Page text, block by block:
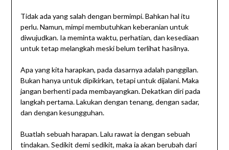
Tidak ada yang salah dengan bermimpi. Bahkan hal itu
perlu. Namun, mimpi membutuhkan keberanian untuk
diwujudkan. Ia meminta waktu, perhatian, dan kesediaan
untuk tetap melangkah meski belum terlihat hasilnya.
Apa yang kita harapkan, pada dasarnya adalah panggilan.
Bukan hanya untuk dipikirkan, tetapi untuk dijalani. Maka
jangan berhenti pada membayangkan. Dekatkan diri pada
langkah pertama. Lakukan dengan tenang, dengan sadar,
dan dengan kesungguhan.
Buatlah sebuah harapan. Lalu rawat ia dengan sebuah
tindakan. Sedikit demi sedikit, maka ia akan berubah dari